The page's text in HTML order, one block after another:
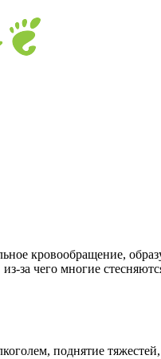
кровообращение,
за чего многие
поднятие